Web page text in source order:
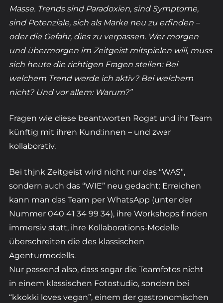
Masse. Trends sind Paradoxien, sind Symptome,
sind Potenziale, sich als Marke neu zu erfinden –
oder die Gefahr, dies zu verpassen. Wer morgen
und übermorgen im Zeitgeist mitspielen will, muss
sich heute die richtigen Fragen stellen: Bei
welchem Trend werde ich aktiv? Bei welchem
nicht? Und vor allem: Warum?”
Fragen wie diese beantworten Rogat und ihr Team
künftig mit ihren Kund:innen – und zwar
kollaborativ.
Bei thjnk Zeitgeist wird nicht nur das “WAS”,
sondern auch das “WIE” neu gedacht: Erreichen
kann man das Team per WhatsApp (unter der
Nummer 040 41 34 99 34), ihre Workshops finden
immersiv statt, ihre Kollaborations-Modelle
überschreiten die des klassischen
Agenturmodells.
Nur passend also, dass sogar die Teamfotos nicht
in einem klassischen Fotostudio, sondern bei
“kkokki loves vegan”, einem der gastronomischen